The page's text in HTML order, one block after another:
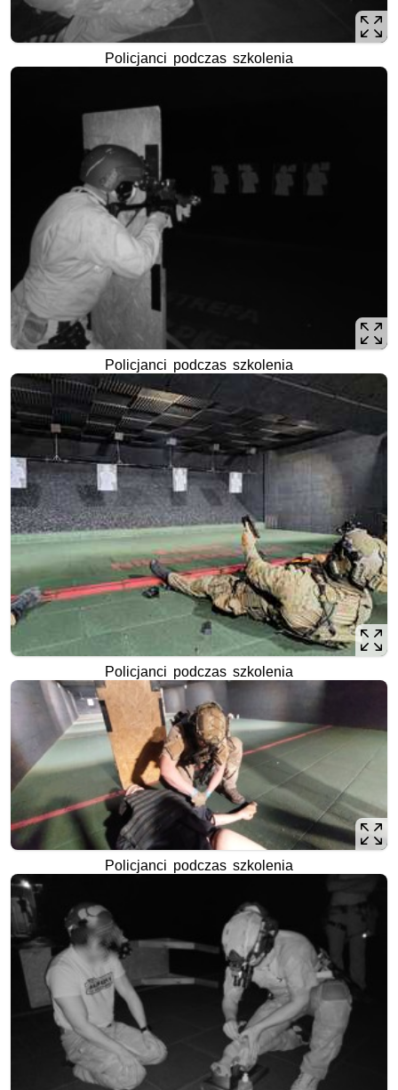
Policjanci podczas szkolenia
Policjanci podczas szkolenia
Policjanci podczas szkolenia
Policjanci podczas szkolenia